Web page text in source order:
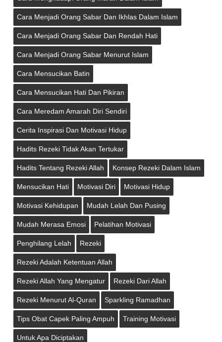
Cara Menjadi Orang Sabar Dan Ikhlas Dalam Islam
Cara Menjadi Orang Sabar Dan Rendah Hati
Cara Menjadi Orang Sabar Menurut Islam
Cara Mensucikan Batin
Cara Mensucikan Hati Dan Pikiran
Cara Meredam Amarah Diri Sendiri
Cerita Inspirasi Dan Motivasi Hidup
Hadits Rezeki Tidak Akan Tertukar
Hadits Tentang Rezeki Allah Konsep Rezeki Dalam Islam
Mensucikan Hati Motivasi Diri Motivasi Hidup
Motivasi Kehidupan Mudah Lelah Dan Pusing
Mudah Merasa Emosi Pelatihan Motivasi
Penghilang Lelah Rezeki
Rezeki Adalah Ketentuan Allah
Rezeki Allah Yang Mengatur Rezeki Dari Allah
Rezeki Menurut Al-Quran Sparkling Ramadhan
Tips Obat Capek Paling Ampuh Training Motivasi
Untuk Apa Diciptakan